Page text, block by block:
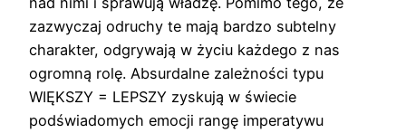
zazwyczaj odruchy te mają bardzo subtelny
charakter, odgrywają w życiu każdego z nas
ogromną rolę. Absurdalne zależności typu
WIĘKSZY = LEPSZY zyskują w świecie
podświadomych emocji rangę imperatywu